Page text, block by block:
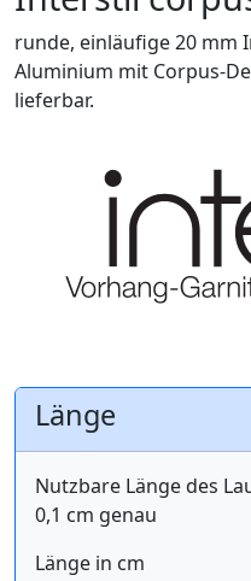
runde, einläufige 20 mm
Aluminium mit Corpus-
lieferbar.
Länge
Nutzbare Länge des
0,1 cm genau
Länge in cm